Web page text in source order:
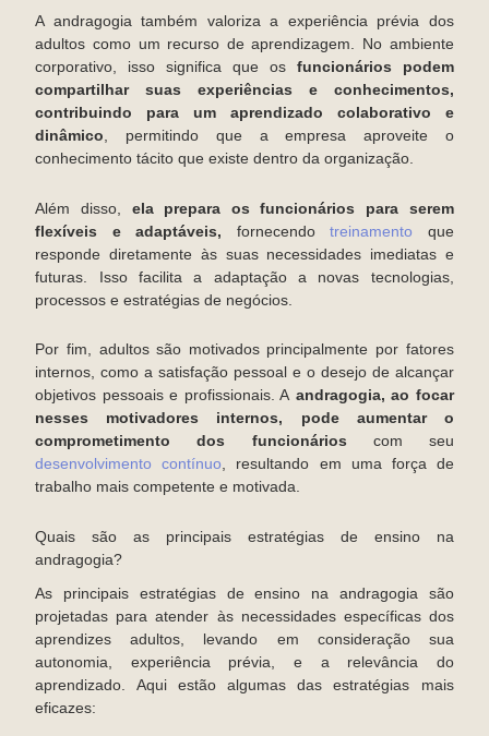
A andragogia também valoriza a experiência prévia dos
adultos como um recurso de aprendizagem. No ambiente
corporativo, isso significa que os funcionários podem
compartilhar suas experiências e conhecimentos,
contribuindo para um aprendizado colaborativo e
dinâmico, permitindo que a empresa aproveite o
conhecimento tácito que existe dentro da organização.
Além disso, ela prepara os funcionários para serem
flexíveis e adaptáveis, fornecendotreinamento que
responde diretamente às suas necessidades imediatas e
futuras. Isso facilita a adaptação a novas tecnologias,
processos e estratégias de negócios.
Por fim, adultos são motivados principalmente por fatores
internos, como a satisfação pessoal e o desejo de alcançar
objetivos pessoais e profissionais. Aandragogia, ao focar
nesses motivadores internos, pode aumentar o
comprometimento dos funcionários com seu
desenvolvimento contínuo, resultando em uma força de
trabalho mais competente e motivada.
Quais são as principais estratégias de ensino na
andragogia?
As principais estratégias de ensino na andragogia são
projetadas para atender às necessidades específicas dos
aprendizes adultos, levando em consideração sua
autonomia, experiência prévia, e a relevância do
aprendizado. Aqui estão algumas das estratégias mais
eficazes: